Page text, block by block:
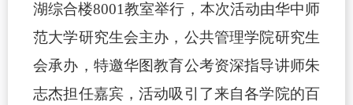
湖综合楼8001教室举行，本次活动由华中师
范大学研究生会主办，公共管理学院研究生
会承办，特邀华图教育公考资深指导讲师朱
志杰担任嘉宾，活动吸引了来自各学院的百